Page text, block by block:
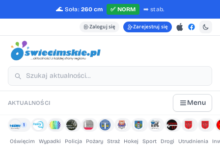
🌊 Soła: 260 cm ✅ NORM ➡️stab.
Zaloguj się Zarejestruj się
AKTUALNOŚCI Menu
1
Oświęcim Wypadki Policja Pożary Straż Hokej Sport Drogi Utrudnienia